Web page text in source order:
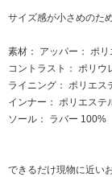
サイズ感が小さめのた
素材： アッパー： ポ
コントラスト： ポリウ
ライニング： ポリエス
インナー： ポリエステ
ソール： ラバー 100%
できるだけ現物に近い